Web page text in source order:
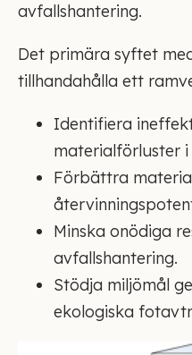
avfallshantering.
Det primära syftet
tillhandahålla ett
Identifiera
materialförluster i
Förbättra
Minska onödiga
avfallshantering.
Stödja miljömål
ekologiska